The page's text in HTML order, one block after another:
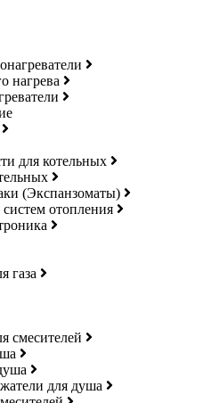
нагрева
для котельных
(Экспанзоматы)
отопления
газа
смесителей
для душа